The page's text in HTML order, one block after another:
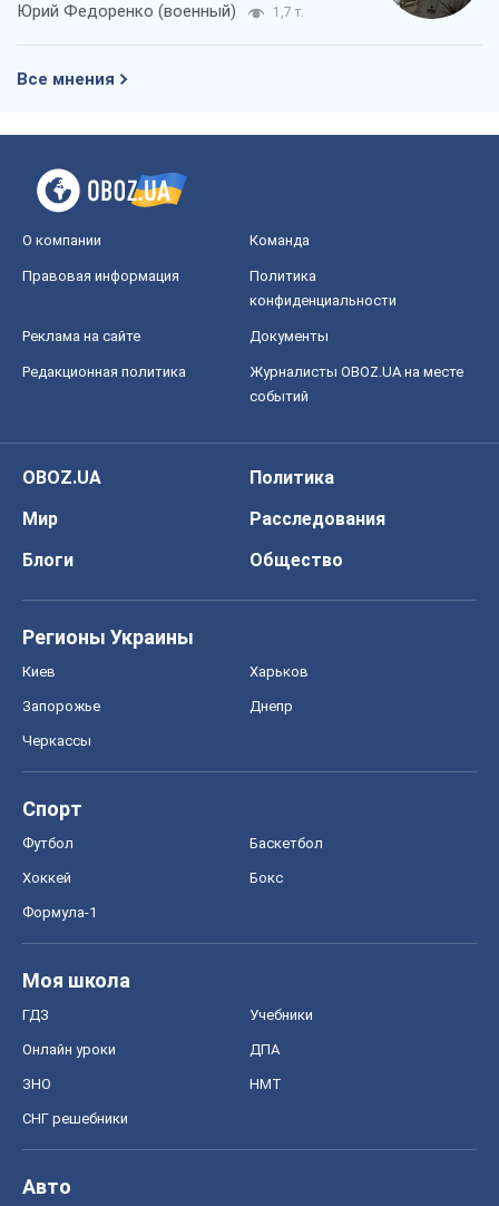
Юрий Федоренко (военный) 1,7 т.
Все мнения
О компании Команда
Правовая информация
Политика
конфиденциальности
Реклама на сайте Документы
Редакционная политика
Журналисты OBOZ.UA на месте
событий
OBOZ.UA
Политика
Мир
Расследования
Блоги
Общество
Регионы Украины
Киев Харьков
Запорожье Днепр
Черкассы
Спорт
Футбол Баскетбол
Хоккей Бокс
Формула-1
Моя школа
ГДЗ Учебники
Онлайн уроки ДПА
ЗНО НМТ
СНГ решебники
Авто